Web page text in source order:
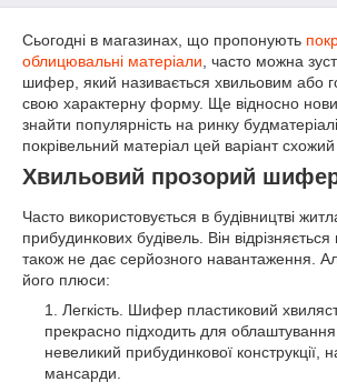
Сьогодні в магазинах, що пропонують
облицювальні матеріали , часто можна
шифер, який називається хвильовим або
свою характерну форму. Ще відносно
знайти популярність на ринку
покрівельний матеріал цей варіант
Хвильовий прозорий
Часто використовується в будівництві
прибудинкових будівель. Він
також не дає серйозного навантаження.
його плюси:
Легкість. Шифер пластиковий
прекрасно підходить для
невеликий прибудинкової конструкції,
мансарди.